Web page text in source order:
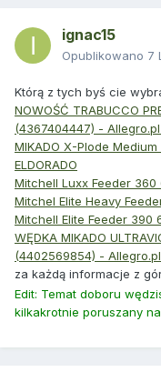
ignac15
Opublikowano 7
Którą z tych byś cie
NOWOŚĆ TRABUCCO
(4367404447) -
MIKADO X-Plode
ELDORADO
Mitchell Luxx Feeder 360
Mitchel Elite Heavy
Mitchell Elite Feeder 390
WĘDKA MIKADO
(4402569854) -
za każdą informacje z
Edit: Temat doboru
kilkakrotnie poruszany